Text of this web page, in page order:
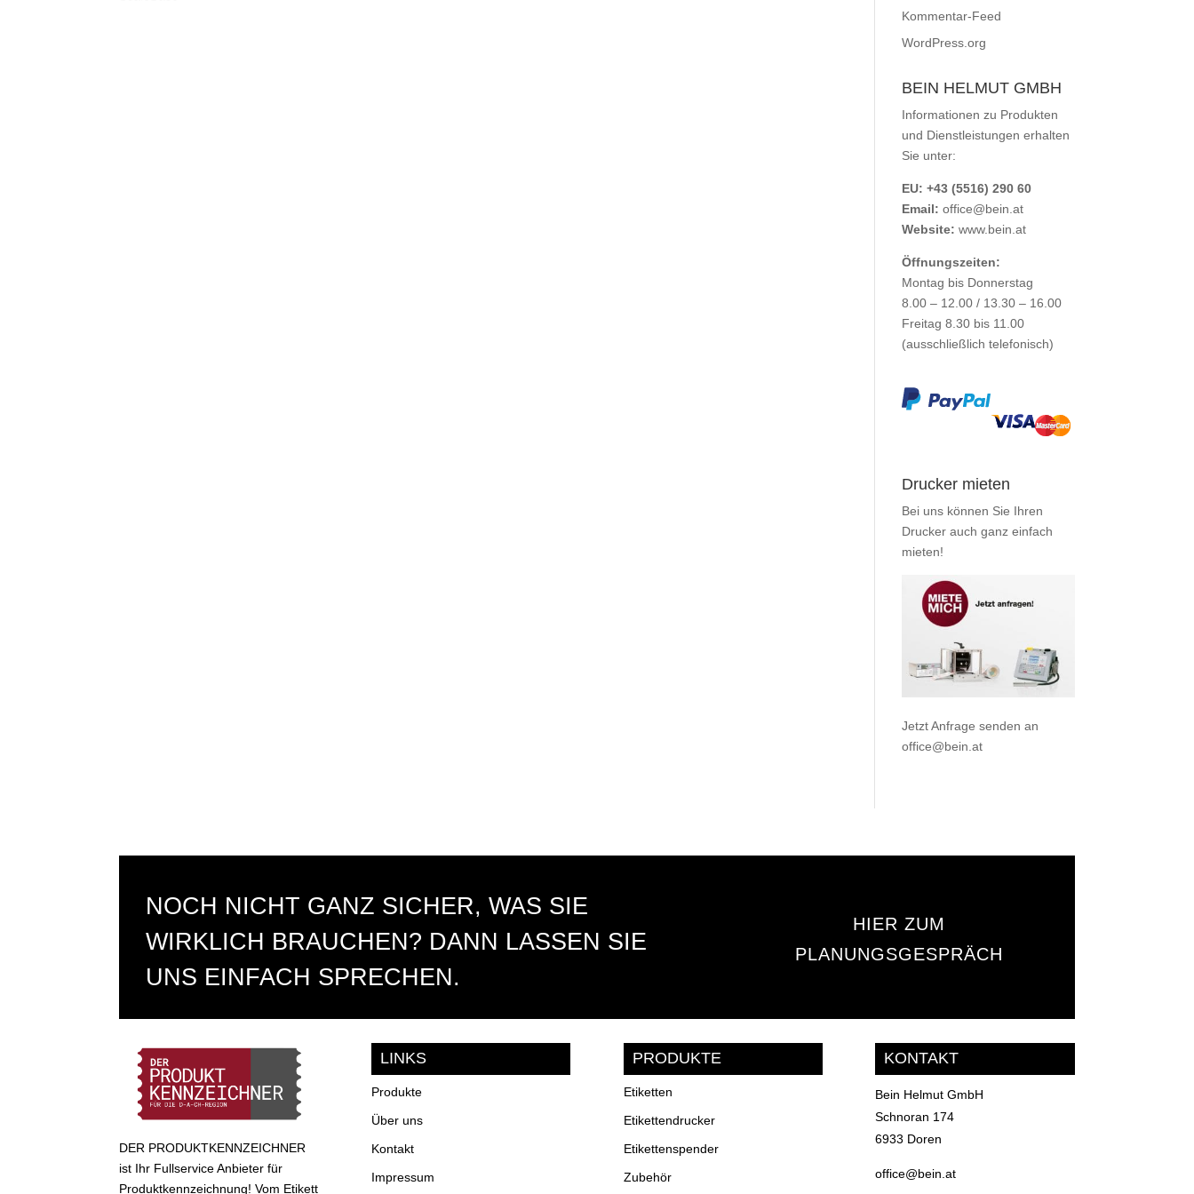
Kommentar-Feed
WordPress.org
BEIN HELMUT GMBH
Informationen zu Produkten
und Dienstleistungen erhalten
Sie unter:
EU: +43 (5516) 290 60
Email: office@bein.at
Website: www.bein.at
Öffnungszeiten:
Montag bis Donnerstag
8.00 – 12.00 / 13.30 – 16.00
Freitag 8.30 bis 11.00
(ausschließlich telefonisch)
Drucker mieten
Bei uns können Sie Ihren
Drucker auch ganz einfach
mieten!
Jetzt Anfrage senden an
office@bein.at
NOCH NICHT GANZ SICHER, WAS SIE
WIRKLICH BRAUCHEN? DANN LASSEN SIE
UNS EINFACH SPRECHEN.
HIER ZUM
PLANUNGSGESPRÄCH
DER PRODUKTKENNZEICHNER
ist Ihr Fullservice Anbieter für
Produktkennzeichnung! Vom Etikett
LINKS
Produkte
Über uns
Kontakt
Impressum
PRODUKTE
Etiketten
Etikettendrucker
Etikettenspender
Zubehör
KONTAKT
Bein Helmut GmbH
Schnoran 174
6933 Doren
office@bein.at